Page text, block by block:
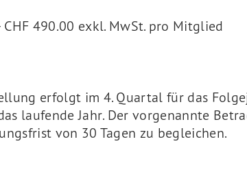
CHF 490.00 exkl. MwSt. pro Mitglied
erfolgt im 4. Quartal für das
laufende Jahr. Der vorgenannte
von 30 Tagen zu begleichen.